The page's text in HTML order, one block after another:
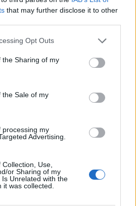
that may further disclose it to other
app uses one or more Google
usage behaviour. You may click to
Google and its third-party tags to
purposes in below Google
Opt Outs
the Sharing of my
the Sale of my
processing my
Advertising.
Use,
or Sharing of my
Unrelated with the
was collected.
del CLA también
a controlar la
inflamación, el CLA puede
como las cardiopatías y la
y seguridad
de CLA es clave tanto
para la eficacia. Los estudios
diaria de 3,2 a 6,4 gramos.
al día suele ser seguro y no
significativos.